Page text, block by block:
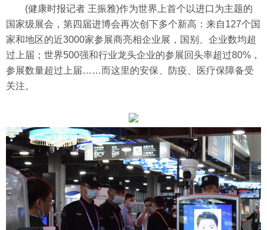
(健康时报记者 王振雅)作为世界上首个以进口为主题的
国家级展会，第四届进博会再次创下多个新高：来自127个国
家和地区的近3000家参展商亮相企业展，国别、企业数均超
过上届；世界500强和行业龙头企业的参展回头率超过80%，
参展数量超过上届……而这里的安保、防疫、医疗保障备受
关注。